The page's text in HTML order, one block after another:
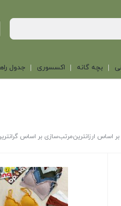
بچه گانه اکسسوری جدول
اساس ارزانترینمرتب‌سازی بر اساس